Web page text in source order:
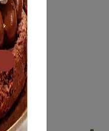
eta
€